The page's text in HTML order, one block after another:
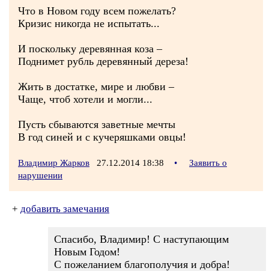
Что в Новом году всем пожелать?
Кризис никогда не испытать...
И поскольку деревянная коза –
Поднимет рубль деревянный дереза!
Жить в достатке, мире и любви –
Чаще, чтоб хотели и могли...
Пусть сбываются заветные мечты
В год синей и с кучеряшками овцы!
Владимир Жарков 27.12.2014 18:38 •
Заявить о
нарушении
+ добавить замечания
Спасибо, Владимир! С наступающим
Новым Годом!
С пожеланием благополучия и добра!